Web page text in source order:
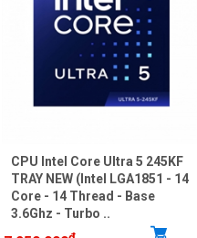
CPU Intel Core Ultra 5 245KF
TRAY NEW (Intel LGA1851 - 14
Core - 14 Thread - Base
3.6Ghz - Turbo ..